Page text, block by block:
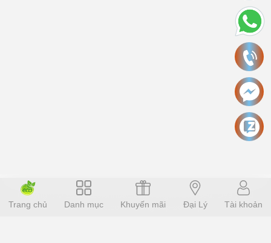
Copyright © 2006 Ecokinhbac.com Alright reversed. Designed
ecokinhbac.com.Cung cấp bởi Sapo
Trang chủ Danh mục Khuyến mãi Đại Lý Tài khoản